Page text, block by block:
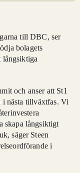
till DBC, ser
bolagets
långsiktiga
och anser att St1
i nästa tillväxtfas. Vi
skapa långsiktigt
säger Steen
i